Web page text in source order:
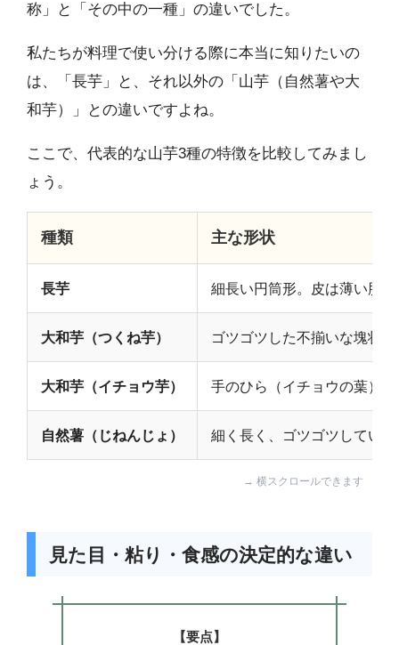
称」と「その中の一種」の違いでした。
私たちが料理で使い分ける際に本当に知りたいの
は、「長芋」と、それ以外の「山芋（自然薯や大
和芋）」との違いですよね。
ここで、代表的な山芋3種の特徴を比較してみまし
ょう。
種類 主な形状
長芋 細長い円筒形。皮は薄い肌色
大和芋（つくね芋） ゴツゴツした不揃いな塊状
大和芋（イチョウ芋） 手のひら（イチョウの葉）
自然薯（じねんじょ） 細く長く、ゴツゴツしている
見た目・粘り・食感の決定的な違い
【要点】